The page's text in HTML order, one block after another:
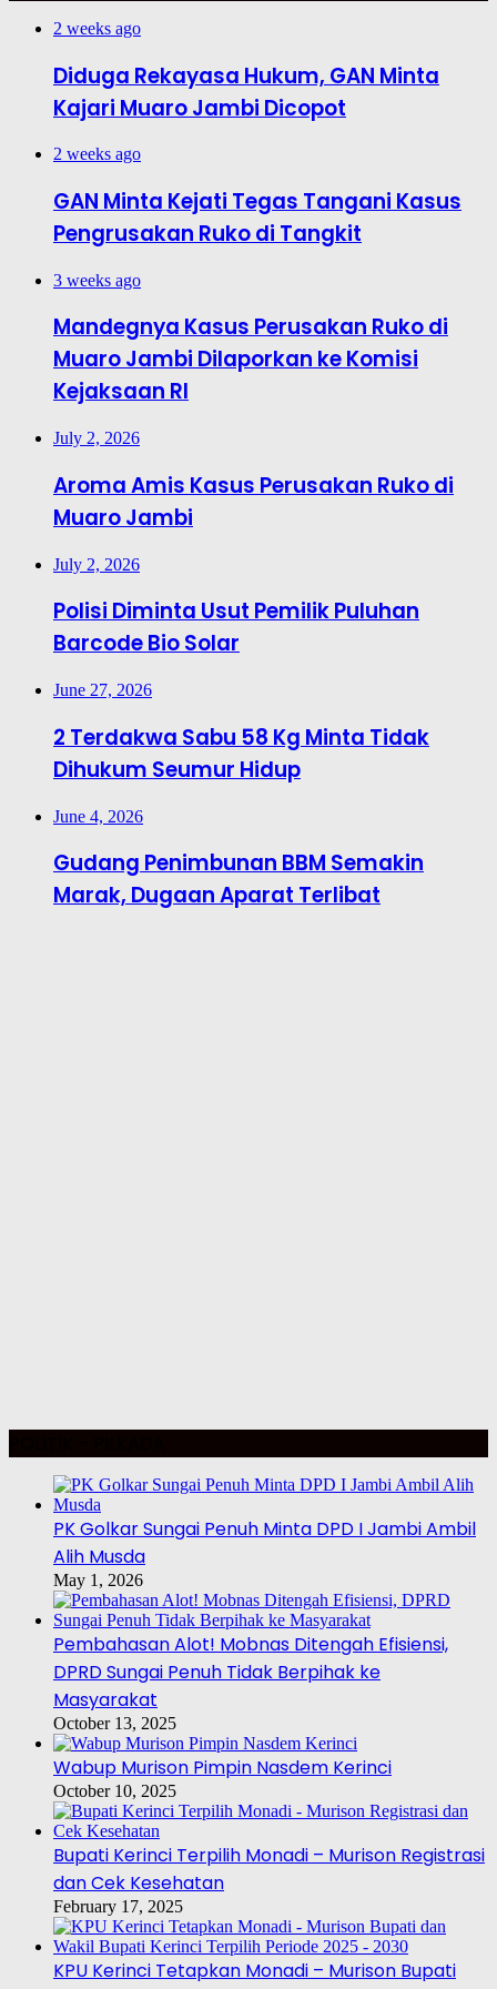
2 weeks ago
Diduga Rekayasa Hukum, GAN Minta
Kajari Muaro Jambi Dicopot
2 weeks ago
GAN Minta Kejati Tegas Tangani Kasus
Pengrusakan Ruko di Tangkit
3 weeks ago
Mandegnya Kasus Perusakan Ruko di
Muaro Jambi Dilaporkan ke Komisi
Kejaksaan RI
July 2, 2026
Aroma Amis Kasus Perusakan Ruko di
Muaro Jambi
July 2, 2026
Polisi Diminta Usut Pemilik Puluhan
Barcode Bio Solar
June 27, 2026
2 Terdakwa Sabu 58 Kg Minta Tidak
Dihukum Seumur Hidup
June 4, 2026
Gudang Penimbunan BBM Semakin
Marak, Dugaan Aparat Terlibat
PK Golkar Sungai Penuh Minta DPD I Jambi Ambil
Alih Musda
May 1, 2026
Pembahasan Alot! Mobnas Ditengah Efisiensi,
DPRD Sungai Penuh Tidak Berpihak ke
Masyarakat
October 13, 2025
Wabup Murison Pimpin Nasdem Kerinci
October 10, 2025
Bupati Kerinci Terpilih Monadi – Murison Registrasi
dan Cek Kesehatan
February 17, 2025
KPU Kerinci Tetapkan Monadi – Murison Bupati